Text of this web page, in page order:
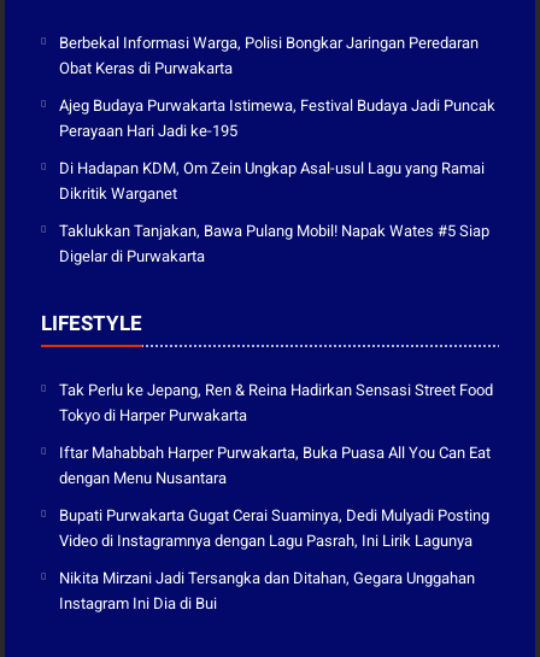
Berbekal Informasi Warga, Polisi Bongkar Jaringan Peredaran
Obat Keras di Purwakarta
Ajeg Budaya Purwakarta Istimewa, Festival Budaya Jadi Puncak
Perayaan Hari Jadi ke-195
Di Hadapan KDM, Om Zein Ungkap Asal-usul Lagu yang Ramai
Dikritik Warganet
Taklukkan Tanjakan, Bawa Pulang Mobil! Napak Wates #5 Siap
Digelar di Purwakarta
LIFESTYLE
Tak Perlu ke Jepang, Ren & Reina Hadirkan Sensasi Street Food
Tokyo di Harper Purwakarta
Iftar Mahabbah Harper Purwakarta, Buka Puasa All You Can Eat
dengan Menu Nusantara
Bupati Purwakarta Gugat Cerai Suaminya, Dedi Mulyadi Posting
Video di Instagramnya dengan Lagu Pasrah, Ini Lirik Lagunya
Nikita Mirzani Jadi Tersangka dan Ditahan, Gegara Unggahan
Instagram Ini Dia di Bui